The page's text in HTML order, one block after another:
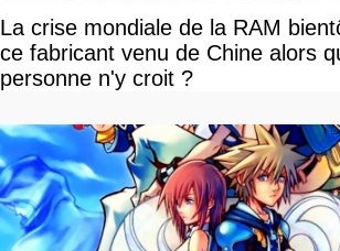
La crise mondiale de la RAM
ce fabricant venu de Chine alors
personne n'y croit ?